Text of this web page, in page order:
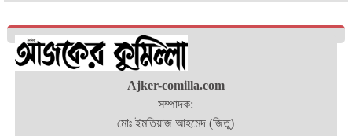
Ajker-comilla.com
সম্পাদক:
মোঃ ইমতিয়াজ আহমেদ (জিতু)